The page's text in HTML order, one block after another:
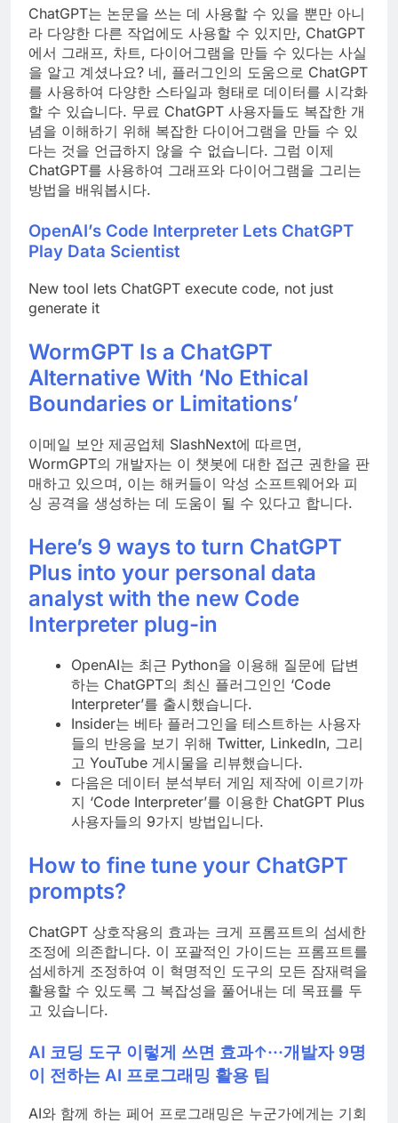
ChatGPT는 논문을 쓰는 데 사용할 수 있을 뿐만 아니
라 다양한 다른 작업에도 사용할 수 있지만, ChatGPT
에서 그래프, 차트, 다이어그램을 만들 수 있다는 사실
을 알고 계셨나요? 네, 플러그인의 도움으로 ChatGPT
를 사용하여 다양한 스타일과 형태로 데이터를 시각화
할 수 있습니다. 무료 ChatGPT 사용자들도 복잡한 개
념을 이해하기 위해 복잡한 다이어그램을 만들 수 있
다는 것을 언급하지 않을 수 없습니다. 그럼 이제
ChatGPT를 사용하여 그래프와 다이어그램을 그리는
방법을 배워봅시다.
OpenAI’s Code Interpreter Lets ChatGPT
Play Data Scientist
New tool lets ChatGPT execute code, not just
generate it
WormGPT Is a ChatGPT
Alternative With ‘No Ethical
Boundaries or Limitations’
이메일 보안 제공업체 SlashNext에 따르면,
WormGPT의 개발자는 이 챗봇에 대한 접근 권한을 판
매하고 있으며, 이는 해커들이 악성 소프트웨어와 피
싱 공격을 생성하는 데 도움이 될 수 있다고 합니다.
Here’s 9 ways to turn ChatGPT
Plus into your personal data
analyst with the new Code
Interpreter plug-in
OpenAI는 최근 Python을 이용해 질문에 답변
하는 ChatGPT의 최신 플러그인인 ‘Code
Interpreter’를 출시했습니다.
Insider는 베타 플러그인을 테스트하는 사용자
들의 반응을 보기 위해 Twitter, LinkedIn, 그리
고 YouTube 게시물을 리뷰했습니다.
다음은 데이터 분석부터 게임 제작에 이르기까
지 ‘Code Interpreter’를 이용한 ChatGPT Plus
사용자들의 9가지 방법입니다.
How to fine tune your ChatGPT
prompts?
ChatGPT 상호작용의 효과는 크게 프롬프트의 섬세한
조정에 의존합니다. 이 포괄적인 가이드는 프롬프트를
섬세하게 조정하여 이 혁명적인 도구의 모든 잠재력을
활용할 수 있도록 그 복잡성을 풀어내는 데 목표를 두
고 있습니다.
AI 코딩 도구 이렇게 쓰면 효과↑···개발자 9명
이 전하는 AI 프로그래밍 활용 팁
AI와 함께 하는 페어 프로그래밍은 누군가에게는 기회